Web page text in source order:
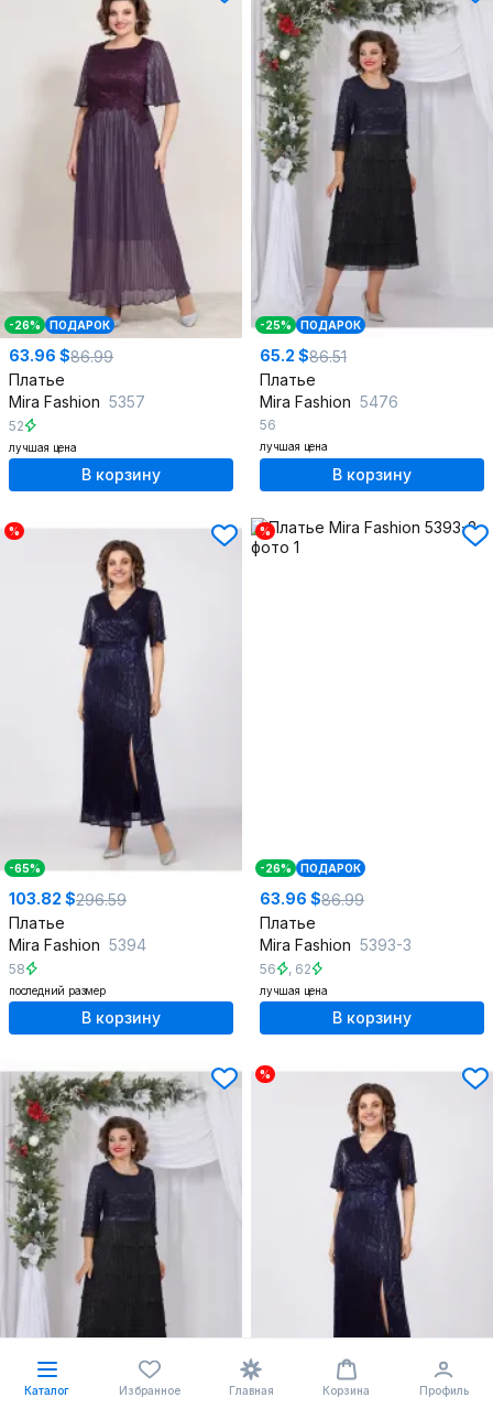
-26% ПОДАРОК
63.96 $86.99
Платье
Mira Fashion 5357
52
лучшая цена
В корзину
-25% ПОДАРОК
65.2 $86.51
Платье
Mira Fashion 5476
56
лучшая цена
В корзину
%
-65%
103.82 $296.59
Платье
Mira Fashion 5394
58
последний размер
В корзину
%
-26% ПОДАРОК
63.96 $86.99
Платье
Mira Fashion 5393-3
56 , 62
лучшая цена
В корзину
%
Каталог Избранное Главная Корзина Профиль